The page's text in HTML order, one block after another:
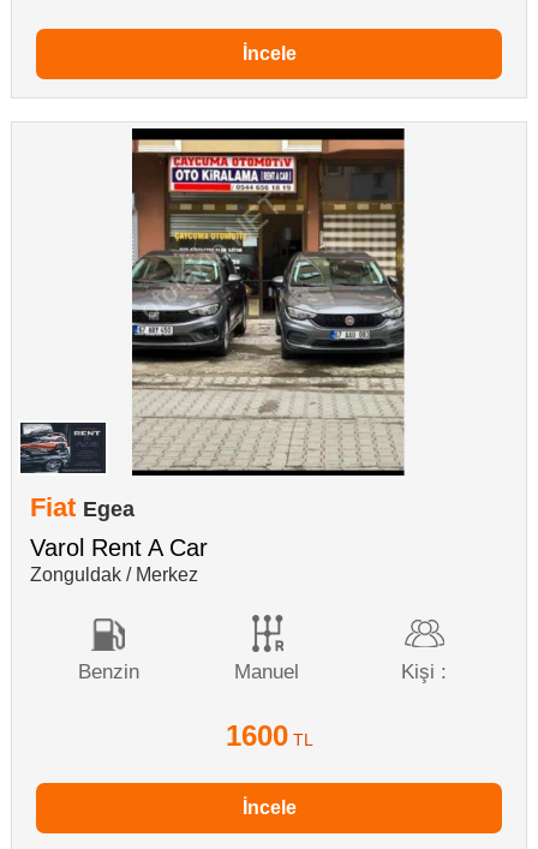
İncele
Fiat Egea
Varol Rent A Car
Zonguldak / Merkez
Benzin Manuel Kişi :
1600 TL
İncele